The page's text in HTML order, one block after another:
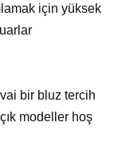
için yüksek
bir bluz tercih
modeller hoş